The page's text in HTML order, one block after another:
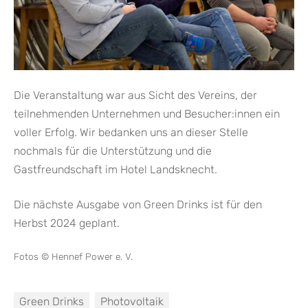
Die Veranstaltung war aus Sicht des Vereins, der
teilnehmenden Unternehmen und Besucher:innen ein
voller Erfolg. Wir bedanken uns an dieser Stelle
nochmals für die Unterstützung und die
Gastfreundschaft im Hotel Landsknecht.
Die nächste Ausgabe von Green Drinks ist für den
Herbst 2024 geplant.
Fotos © Hennef Power e. V.
Green Drinks Photovoltaik